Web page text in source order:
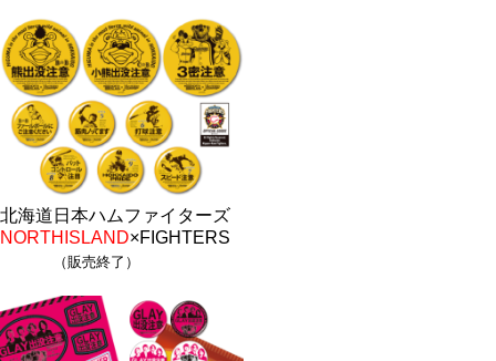
北海道日本ハムファイターズ
NORTHISLAND×FIGHTERS
（販売終了）